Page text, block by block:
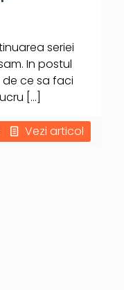
seriei
In postul
ce sa faci
[…]
Vezi articol